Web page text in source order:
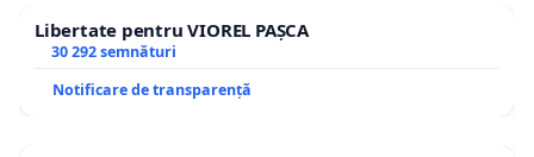
Libertate pentru VIOREL PAȘCA
30 292 semnături
Notificare de transparență